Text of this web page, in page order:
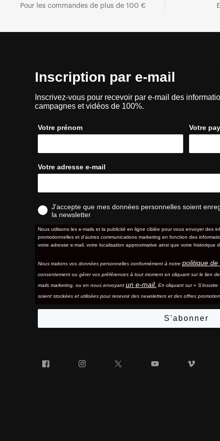
Pour les commandes de plus de 100 €
Inscription par e-mail
Inscrivez-vous pour recevoir par e-mail des
campagnes et vidéos de 100%.
Votre prénom Votre
Votre adresse e-mail
J'accepte que mes données personnelles soient
la newsletter
Nous utilisons les e-mails et la publicité en ligne ciblée pour vous envoyer des
promotionnelles et d'autres communications marketing en fonction des
votre adresse e-mail, votre localisation approximative ainsi que votre historique
Nous traitons vos données personnelles conformément à notre politique de
consentement ou gérer vos préférences à tout moment en cliquant sur le lien
mails marketing, ou en nous envoyant un e-mail. En cliquant sur «
soient stockées et utilisées pour recevoir des newsletters et des offres
S'abonner
Facebook Instagram YouTube